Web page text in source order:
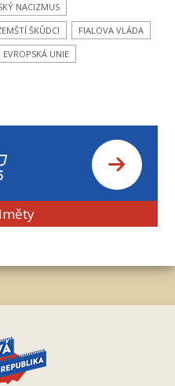
NACIZMUS
ŠKŮDCI
FIALOVA VLÁDA
EVROPSKÁ UNIE